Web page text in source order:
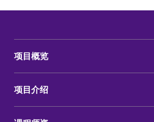
项目概览
项目介绍